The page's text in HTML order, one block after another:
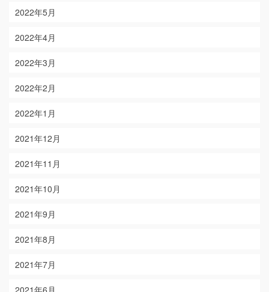
2022年5月
2022年4月
2022年3月
2022年2月
2022年1月
2021年12月
2021年11月
2021年10月
2021年9月
2021年8月
2021年7月
2021年6月